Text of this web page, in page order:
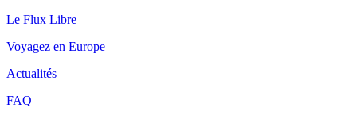
Le Flux Libre
Voyagez en Europe
Actualités
FAQ